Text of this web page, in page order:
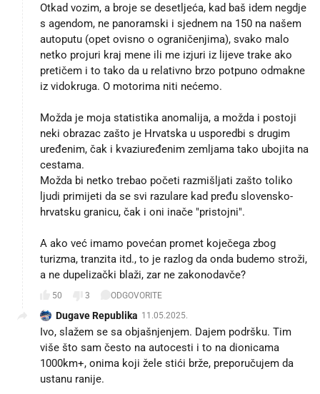
Otkad vozim, a broje se desetljeća, kad baš idem negdje
s agendom, ne panoramski i sjednem na 150 na našem
autoputu (opet ovisno o ograničenjima), svako malo
netko projuri kraj mene ili me izjuri iz lijeve trake ako
pretičem i to tako da u relativno brzo potpuno odmakne
iz vidokruga. O motorima niti nećemo.
Možda je moja statistika anomalija, a možda i postoji
neki obrazac zašto je Hrvatska u usporedbi s drugim
uređenim, čak i kvaziuređenim zemljama tako ubojita na
cestama.
Možda bi netko trebao početi razmišljati zašto toliko
ljudi primijeti da se svi razulare kad pređu slovensko-
hrvatsku granicu, čak i oni inače "pristojni".
A ako već imamo povećan promet koječega zbog
turizma, tranzita itd., to je razlog da onda budemo stroži,
a ne dupelizački blaži, zar ne zakonodavče?
50 3 ODGOVORITE
Dugave Republika 11.05.2025.
Ivo, slažem se sa objašnjenjem. Dajem podršku. Tim
više što sam često na autocesti i to na dionicama
1000km+, onima koji žele stići brže, preporučujem da
ustanu ranije.